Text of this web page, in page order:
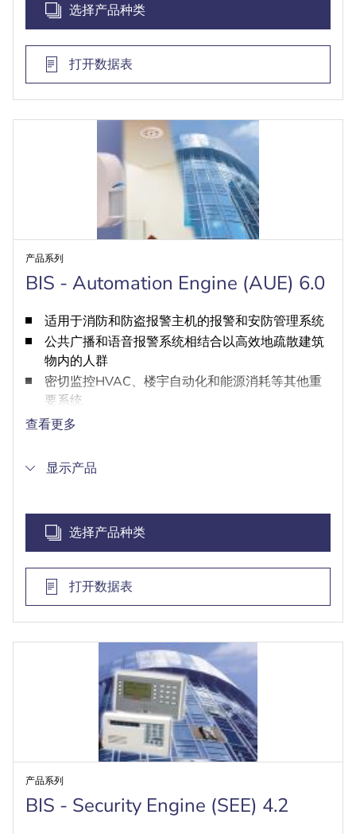
选择产品种类
打开数据表
产品系列
BIS - Automation Engine (AUE) 6.0
适用于消防和防盗报警主机的报警和安防管理系统
公共广播和语音报警系统相结合以高效地疏散建筑
物内的人群
密切监控HVAC、楼宇自动化和能源消耗等其他重
要系统
统一遵循全球OPC DA/AE和OPC UA标准，因此可
通过用户可定义的规则自动紧急响应子系统报警
查看更多
显示产品
选择产品种类
打开数据表
产品系列
BIS - Security Engine (SEE) 4.2